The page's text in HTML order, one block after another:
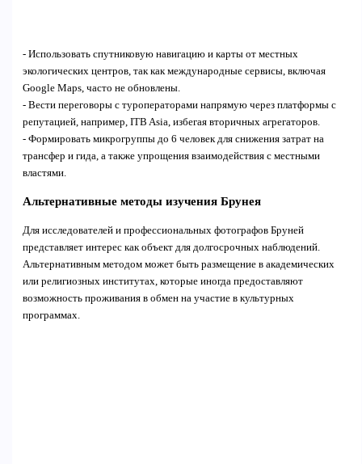
- Использовать спутниковую навигацию и карты от местных
экологических центров, так как международные сервисы, включая
Google Maps, часто не обновлены.
- Вести переговоры с туроператорами напрямую через платформы с
репутацией, например, ITB Asia, избегая вторичных агрегаторов.
- Формировать микрогруппы до 6 человек для снижения затрат на
трансфер и гида, а также упрощения взаимодействия с местными
властями.
Альтернативные методы изучения Брунея
Для исследователей и профессиональных фотографов Бруней
представляет интерес как объект для долгосрочных наблюдений.
Альтернативным методом может быть размещение в академических
или религиозных институтах, которые иногда предоставляют
возможность проживания в обмен на участие в культурных
программах.